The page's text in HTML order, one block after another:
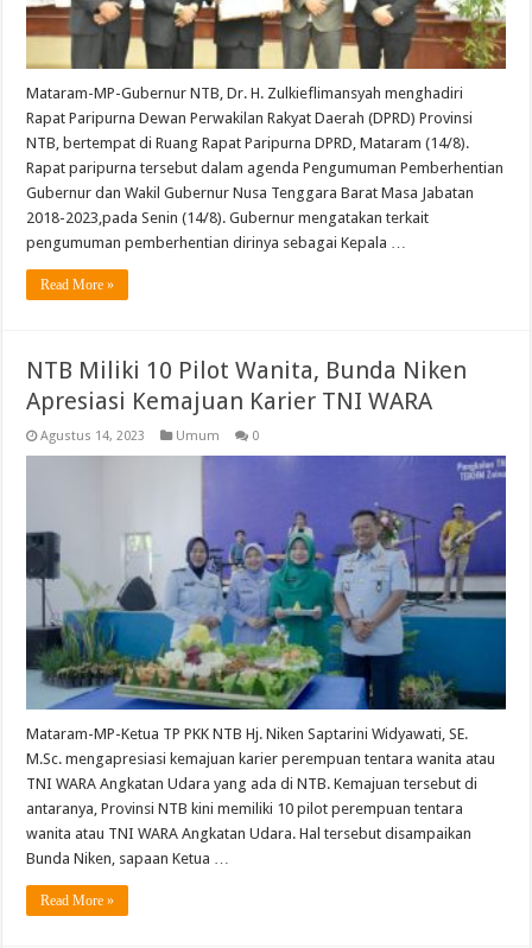
Mataram-MP-Gubernur NTB, Dr. H. Zulkieflimansyah menghadiri
Rapat Paripurna Dewan Perwakilan Rakyat Daerah (DPRD) Provinsi
NTB, bertempat di Ruang Rapat Paripurna DPRD, Mataram (14/8).
Rapat paripurna tersebut dalam agenda Pengumuman Pemberhentian
Gubernur dan Wakil Gubernur Nusa Tenggara Barat Masa Jabatan
2018-2023,pada Senin (14/8). Gubernur mengatakan terkait
pengumuman pemberhentian dirinya sebagai Kepala …
Read More »
NTB Miliki 10 Pilot Wanita, Bunda Niken
Apresiasi Kemajuan Karier TNI WARA
Agustus 14, 2023 Umum 0
Mataram-MP-Ketua TP PKK NTB Hj. Niken Saptarini Widyawati, SE.
M.Sc. mengapresiasi kemajuan karier perempuan tentara wanita atau
TNI WARA Angkatan Udara yang ada di NTB. Kemajuan tersebut di
antaranya, Provinsi NTB kini memiliki 10 pilot perempuan tentara
wanita atau TNI WARA Angkatan Udara. Hal tersebut disampaikan
Bunda Niken, sapaan Ketua …
Read More »